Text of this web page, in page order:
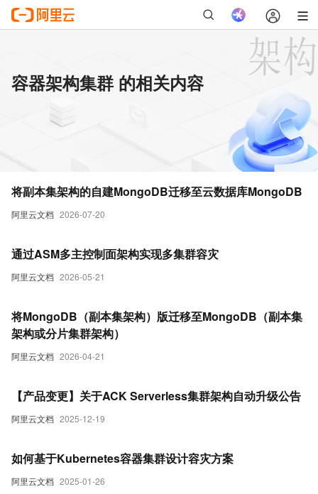
容器架构集群 的相关内容
阿里云文档 2026-07-20
将副本集架构的自建MongoDB迁移至云数据库MongoDB
阿里云文档 2026-05-21
通过ASM多主控制面架构实现多集群容灾
阿里云文档 2026-04-21
将MongoDB（副本集架构）版迁移至MongoDB（副本集
架构或分片集群架构）
阿里云文档 2025-12-19
【产品变更】关于ACK Serverless集群架构自动升级公告
阿里云文档 2025-01-26
如何基于Kubernetes容器集群设计容灾方案